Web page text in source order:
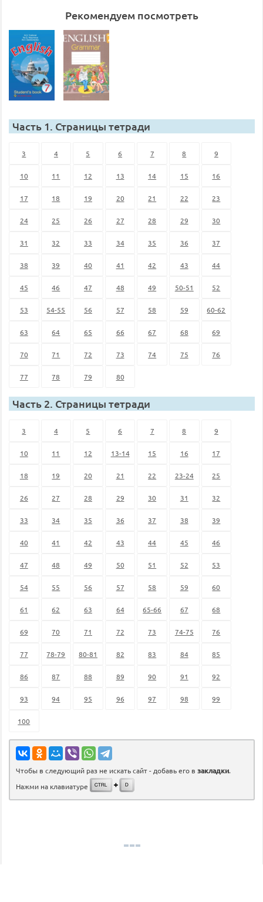
Рекомендуем посмотреть
Часть 1. Страницы тетради
3 4 5 6 7 8 9
10 11 12 13 14 15 16
17 18 19 20 21 22 23
24 25 26 27 28 29 30
31 32 33 34 35 36 37
38 39 40 41 42 43 44
45 46 47 48 49 50-51 52
53 54-55 56 57 58 59 60-62
63 64 65 66 67 68 69
70 71 72 73 74 75 76
77 78 79 80
Часть 2. Страницы тетради
3 4 5 6 7 8 9
10 11 12 13-14 15 16 17
18 19 20 21 22 23-24 25
26 27 28 29 30 31 32
33 34 35 36 37 38 39
40 41 42 43 44 45 46
47 48 49 50 51 52 53
54 55 56 57 58 59 60
61 62 63 64 65-66 67 68
69 70 71 72 73 74-75 76
77 78-79 80-81 82 83 84 85
86 87 88 89 90 91 92
93 94 95 96 97 98 99
100
Чтобы в следующий раз не искать сайт - добавь его в закладки.
Нажми на клавиатуре